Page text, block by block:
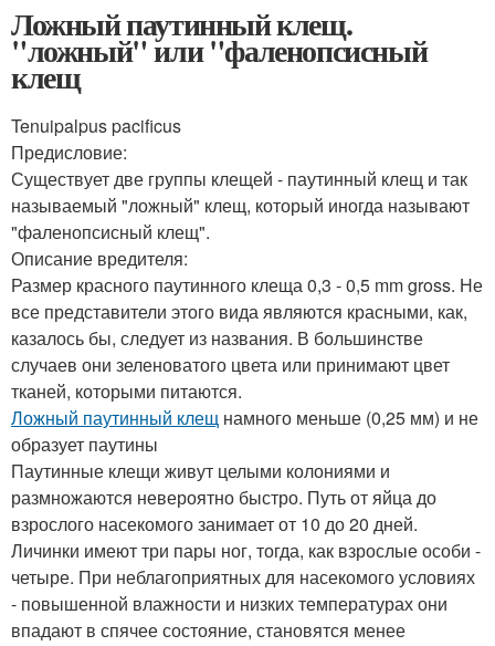
Ложный паутинный клещ.
"ложный" или "фаленопсисный
клещ
Tenuipalpus pacificus
Предисловие:
Существует две группы клещей - паутинный клещ и так
называемый "ложный" клещ, который иногда называют
"фаленопсисный клещ".
Описание вредителя:
Размер красного паутинного клеща 0,3 - 0,5 mm gross. Не
все представители этого вида являются красными, как,
казалось бы, следует из названия. В большинстве
случаев они зеленоватого цвета или принимают цвет
тканей, которыми питаются.
Ложный паутинный клещ намного меньше (0,25 мм) и не
образует паутины
Паутинные клещи живут целыми колониями и
размножаются невероятно быстро. Путь от яйца до
взрослого насекомого занимает от 10 до 20 дней.
Личинки имеют три пары ног, тогда, как взрослые особи -
четыре. При неблагоприятных для насекомого условиях
- повышенной влажности и низких температурах они
впадают в спячее состояние, становятся менее